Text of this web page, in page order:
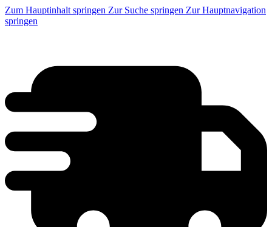
Zum Hauptinhalt springen Zur Suche springen Zur Hauptnavigation
springen